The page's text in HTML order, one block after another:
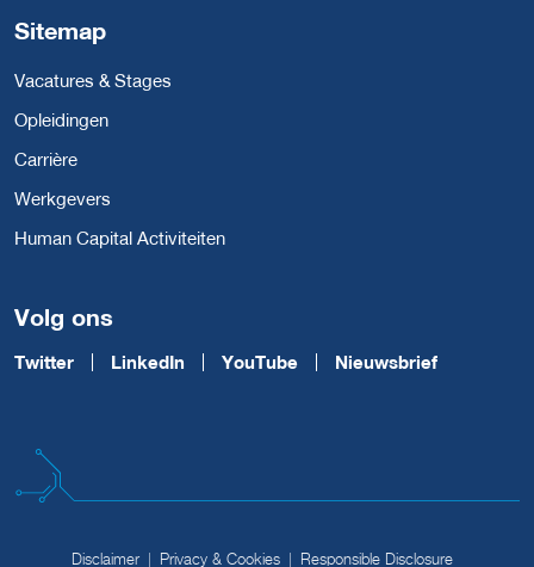
Sitemap
Vacatures & Stages
Opleidingen
Carrière
Werkgevers
Human Capital Activiteiten
Volg ons
Twitter LinkedIn YouTube Nieuwsbrief
Disclaimer Privacy & Cookies Responsible Disclosure